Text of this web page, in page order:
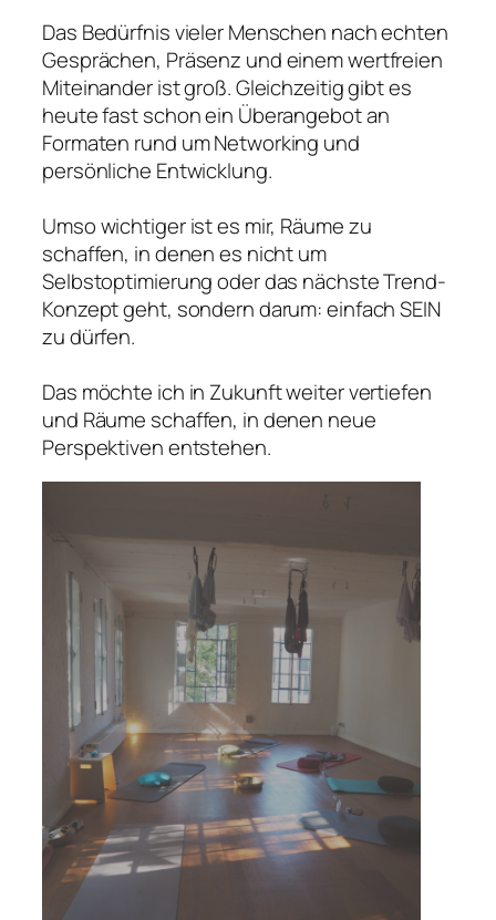
Das Bedürfnis vieler Menschen nach echten
Gesprächen, Präsenz und einem wertfreien
Miteinander ist groß. Gleichzeitig gibt es
heute fast schon ein Überangebot an
Formaten rund um Networking und
persönliche Entwicklung.
Umso wichtiger ist es mir, Räume zu
schaffen, in denen es nicht um
Selbstoptimierung oder das nächste Trend-
Konzept geht, sondern darum: einfach SEIN
zu dürfen.
Das möchte ich in Zukunft weiter vertiefen
und Räume schaffen, in denen neue
Perspektiven entstehen.